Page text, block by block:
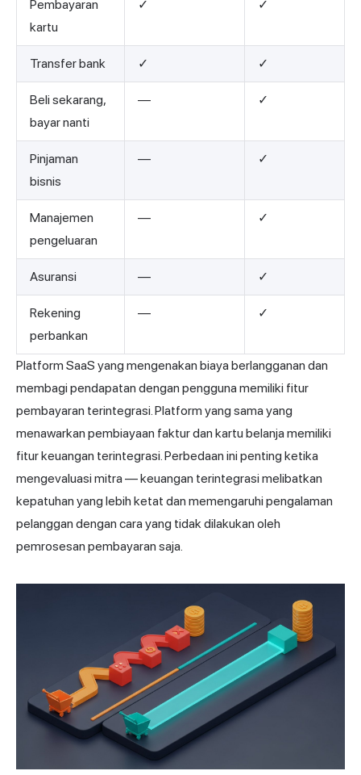
Pembayaran
kartu
✓ ✓
Transfer bank ✓ ✓
Beli sekarang,
bayar nanti
— ✓
Pinjaman
bisnis
— ✓
Manajemen
pengeluaran
— ✓
Asuransi — ✓
Rekening
perbankan
— ✓
Platform SaaS yang mengenakan biaya berlangganan dan
membagi pendapatan dengan pengguna memiliki fitur
pembayaran terintegrasi. Platform yang sama yang
menawarkan pembiayaan faktur dan kartu belanja memiliki
fitur keuangan terintegrasi. Perbedaan ini penting ketika
mengevaluasi mitra — keuangan terintegrasi melibatkan
kepatuhan yang lebih ketat dan memengaruhi pengalaman
pelanggan dengan cara yang tidak dilakukan oleh
pemrosesan pembayaran saja.